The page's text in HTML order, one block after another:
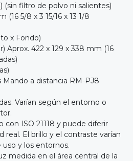
(sin filtro de polvo ni salientes)
(16 5/8 x 3 15/16 x 13 1/8
x Fondo)
Aprox. 422 x 129 x 338 mm (16
a distancia RM-PJ8
Varían según el entorno o
con ISO 21118 y puede diferir
real. El brillo y el contraste varían
y los entornos.
medida en el área central de la